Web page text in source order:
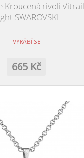
Kroucená rivoli Vitrail
SWAROVSKI
VYRÁBÍ SE
665 Kč